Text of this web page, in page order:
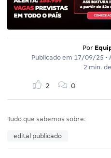
Por
Publicado em 17/09/25 •
2 min.
2 0
Tudo que sabemos sobre:
edital publicado